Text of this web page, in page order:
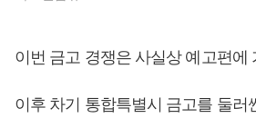
이번 금고 경쟁은 사실상 예고편에
이후 차기 통합특별시 금고를 둘러